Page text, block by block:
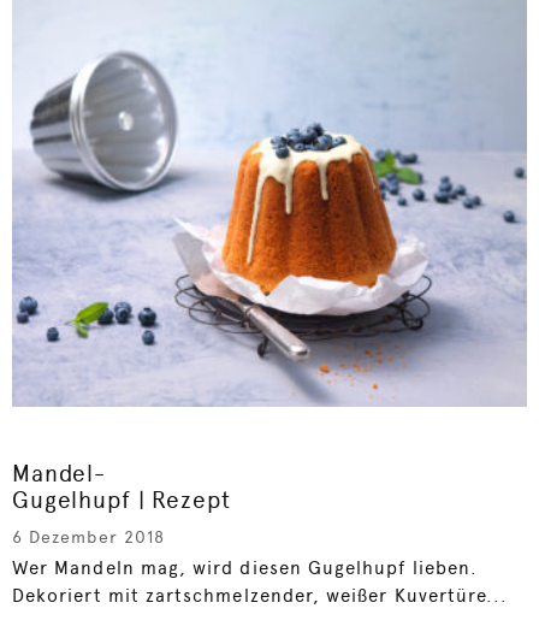
Mandel-
Gugelhupf | Rezept
6 Dezember 2018
Wer Mandeln mag, wird diesen Gugelhupf lieben.
Dekoriert mit zartschmelzender, weißer Kuvertüre...